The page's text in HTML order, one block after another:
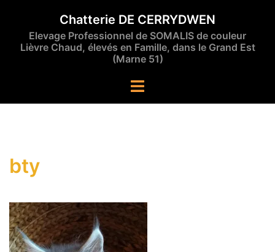
contenu
Chatterie DE CERRYDWEN
Elevage Professionnel de SOMALIS de couleur
Lièvre Chaud, élevés en Famille, dans le Grand Est
(Marne 51)
Ouvrir/fermer
bty